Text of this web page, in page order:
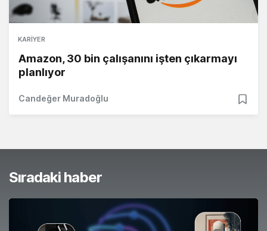
KARIYER
Amazon, 30 bin çalışanını işten çıkarmayı
planlıyor
Candeğer Muradoğlu
Sıradaki haber